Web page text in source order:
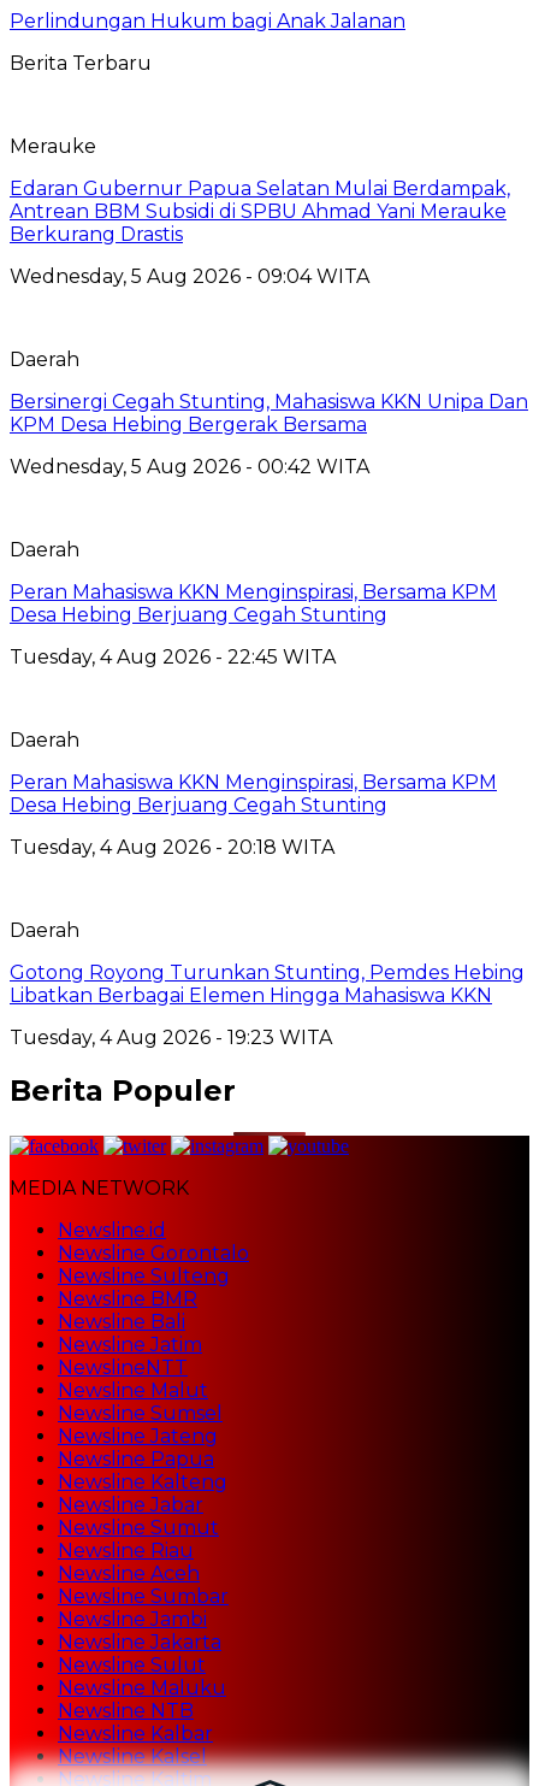
Perlindungan Hukum bagi Anak Jalanan
Berita Terbaru
Merauke
Edaran Gubernur Papua Selatan Mulai Berdampak,
Antrean BBM Subsidi di SPBU Ahmad Yani Merauke
Berkurang Drastis
Wednesday, 5 Aug 2026 - 09:04 WITA
Daerah
Bersinergi Cegah Stunting, Mahasiswa KKN Unipa Dan
KPM Desa Hebing Bergerak Bersama
Wednesday, 5 Aug 2026 - 00:42 WITA
Daerah
Peran Mahasiswa KKN Menginspirasi, Bersama KPM
Desa Hebing Berjuang Cegah Stunting
Tuesday, 4 Aug 2026 - 22:45 WITA
Daerah
Peran Mahasiswa KKN Menginspirasi, Bersama KPM
Desa Hebing Berjuang Cegah Stunting
Tuesday, 4 Aug 2026 - 20:18 WITA
Daerah
Gotong Royong Turunkan Stunting, Pemdes Hebing
Libatkan Berbagai Elemen Hingga Mahasiswa KKN
Tuesday, 4 Aug 2026 - 19:23 WITA
Berita Populer
MEDIA NETWORK
Newsline.id
Newsline Gorontalo
Newsline Sulteng
Newsline BMR
Newsline Bali
Newsline Jatim
NewslineNTT
Newsline Malut
Newsline Sumsel
Newsline Jateng
Newsline Papua
Newsline Kalteng
Newsline Jabar
Newsline Sumut
Newsline Riau
Newsline Aceh
Newsline Sumbar
Newsline Jambi
Newsline Jakarta
Newsline Sulut
Newsline Maluku
Newsline NTB
Newsline Kalbar
Newsline Kalsel
Newsline Kaltim